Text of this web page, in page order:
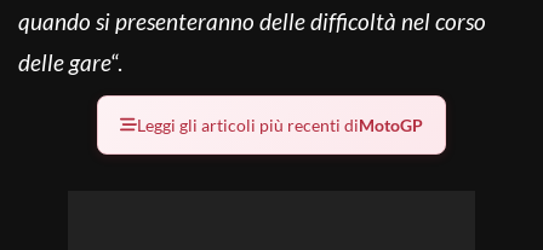
quando si presenteranno delle difficoltà nel corso
delle gare“.
Leggi gli articoli più recenti diMotoGP